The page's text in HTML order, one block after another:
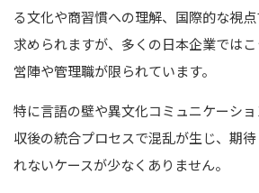
る文化や商習慣への理解、国際的な視
求められますが、多くの日本企業では
営陣や管理職が限られています。
特に言語の壁や異文化コミュニケーシ
収後の統合プロセスで混乱が生じ、期
れないケースが少なくありません。